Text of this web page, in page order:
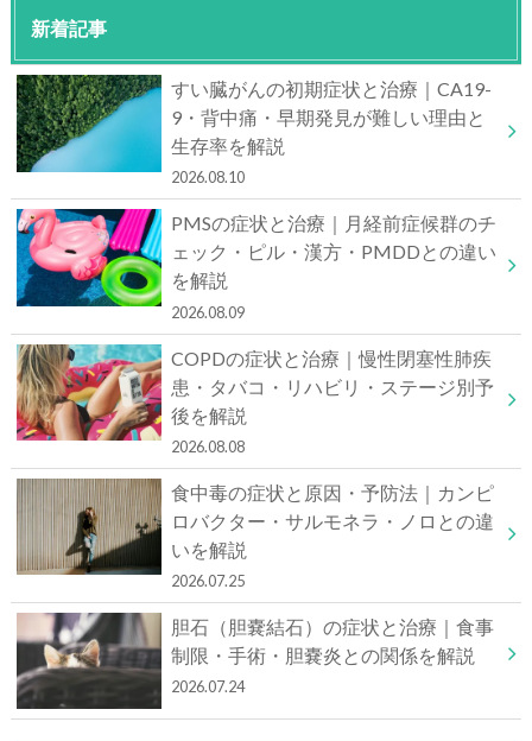
新着記事
すい臓がんの初期症状と治療｜CA19-
9・背中痛・早期発見が難しい理由と
生存率を解説
2026.08.10
PMSの症状と治療｜月経前症候群のチ
ェック・ピル・漢方・PMDDとの違い
を解説
2026.08.09
COPDの症状と治療｜慢性閉塞性肺疾
患・タバコ・リハビリ・ステージ別予
後を解説
2026.08.08
食中毒の症状と原因・予防法｜カンピ
ロバクター・サルモネラ・ノロとの違
いを解説
2026.07.25
胆石（胆嚢結石）の症状と治療｜食事
制限・手術・胆嚢炎との関係を解説
2026.07.24